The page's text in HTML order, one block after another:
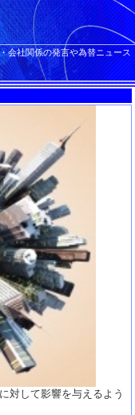
会社関係の発言や為替ニュース
対して影響を与えるよう